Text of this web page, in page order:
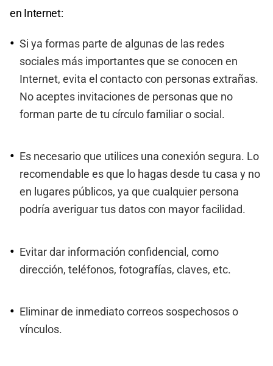
en Internet:
Si ya formas parte de algunas de las redes
sociales más importantes que se conocen en
Internet, evita el contacto con personas extrañas.
No aceptes invitaciones de personas que no
forman parte de tu círculo familiar o social.
Es necesario que utilices una conexión segura. Lo
recomendable es que lo hagas desde tu casa y no
en lugares públicos, ya que cualquier persona
podría averiguar tus datos con mayor facilidad.
Evitar dar información confidencial, como
dirección, teléfonos, fotografías, claves, etc.
Eliminar de inmediato correos sospechosos o
vínculos.